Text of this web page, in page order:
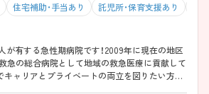
住宅補助・手当あり 託児所・保育支援あり
が有する急性期病院です！2009年に現在の地区
急の総合病院として地域の救急医療に貢献して
キャリアとプライベートの両立を図りたい方に